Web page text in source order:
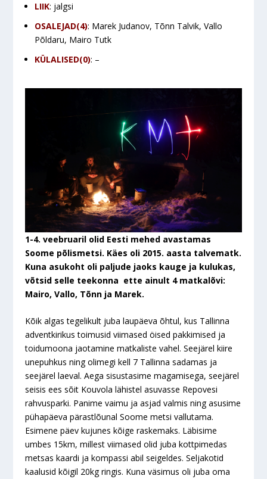
LIIK: jalgsi
OSALEJAD(4): Marek Judanov, Tõnn Talvik, Vallo
Põldaru, Mairo Tutk
KÜLALISED(0): –
1-4. veebruaril olid Eesti mehed avastamas
Soome põlismetsi. Käes oli 2015. aasta talvematk.
Kuna asukoht oli paljude jaoks kauge ja kulukas,
võtsid selle teekonna ette ainult 4 matkalõvi:
Mairo, Vallo, Tõnn ja Marek.
Kõik algas tegelikult juba laupäeva õhtul, kus Tallinna
adventkirikus toimusid viimased öised pakkimised ja
toidumoona jaotamine matkaliste vahel. Seejärel kiire
unepuhkus ning olimegi kell 7 Tallinna sadamas ja
seejärel laeval. Aega sisustasime magamisega, seejärel
seisis ees sõit Kouvola lähistel asuvasse Repovesi
rahvusparki. Panime vaimu ja asjad valmis ning asusime
pühapäeva pärastlõunal Soome metsi vallutama.
Esimene päev kujunes kõige raskemaks. Läbisime
umbes 15km, millest viimased olid juba kottpimedas
metsas kaardi ja kompassi abil seigeldes. Seljakotid
kaalusid kõigil 20kg ringis. Kuna väsimus oli juba oma